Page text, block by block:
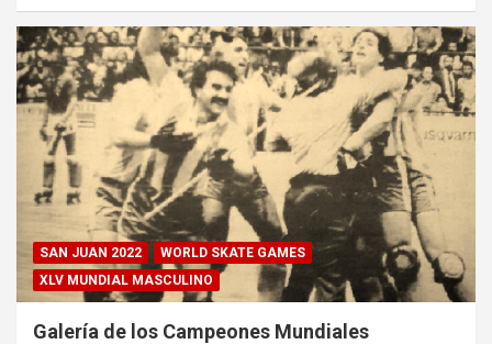
SAN JUAN 2022
WORLD SKATE GAMES
XLV MUNDIAL MASCULINO
Galería de los Campeones Mundiales